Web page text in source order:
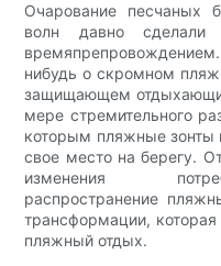
Очарование песчаных
волн давно
нибудь о скромном
защищающем
мере стремительного
которым пляжные зонты
свое место на берегу.
изменения
распространение
трансформации,
пляжный отдых.